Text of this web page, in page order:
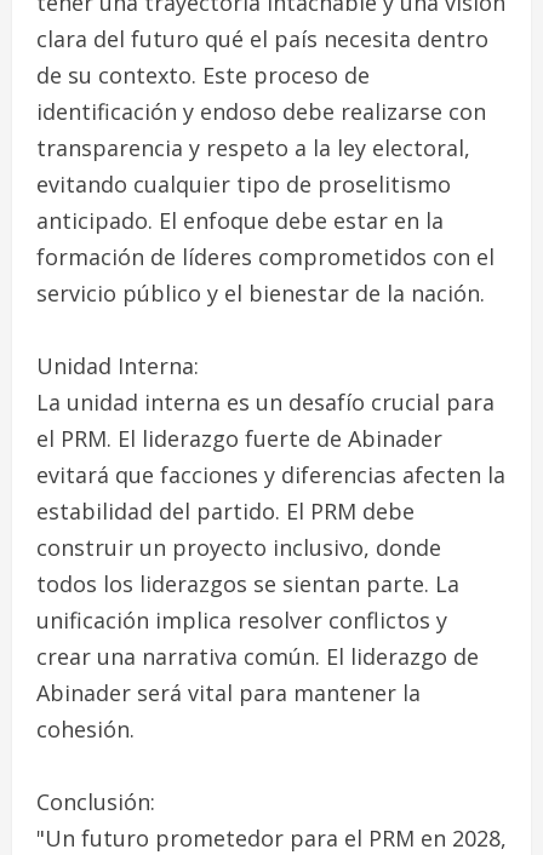
clara del futuro qué el país necesita dentro
de su contexto. Este proceso de
identificación y endoso debe realizarse con
transparencia y respeto a la ley electoral,
evitando cualquier tipo de proselitismo
anticipado. El enfoque debe estar en la
formación de líderes comprometidos con el
servicio público y el bienestar de la nación.
Unidad Interna:
La unidad interna es un desafío crucial para
el PRM. El liderazgo fuerte de Abinader
evitará que facciones y diferencias afecten la
estabilidad del partido. El PRM debe
construir un proyecto inclusivo, donde
todos los liderazgos se sientan parte. La
unificación implica resolver conflictos y
crear una narrativa común. El liderazgo de
Abinader será vital para mantener la
cohesión.
Conclusión:
"Un futuro prometedor para el PRM en 2028,